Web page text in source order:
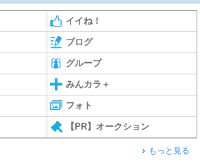
イイね！
ブログ
グループ
みんカラ＋
フォト
【PR】オークション
もっと見る